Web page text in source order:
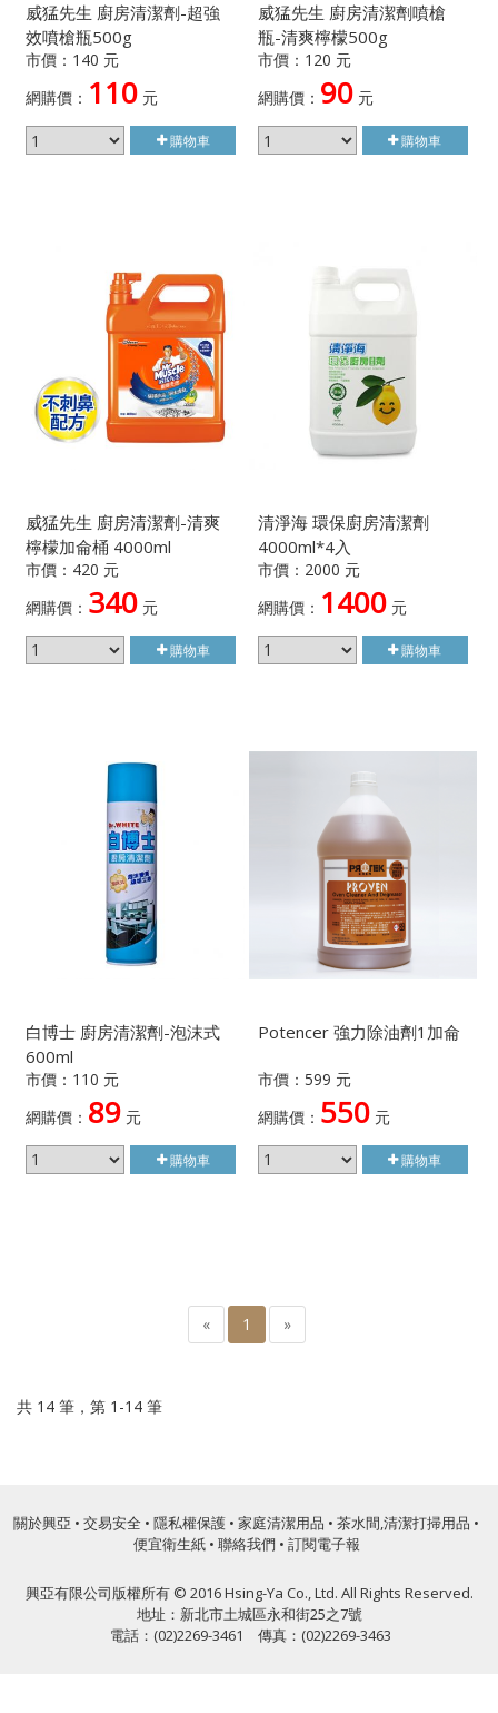
威猛先生 廚房清潔劑-超強
效噴槍瓶500g
市價：140 元
網購價： 110 元
購物車
威猛先生 廚房清潔劑噴槍
瓶-清爽檸檬500g
市價：120 元
網購價： 90元
購物車
威猛先生 廚房清潔劑-清爽
檸檬加侖桶 4000ml
市價：420 元
網購價： 340 元
購物車
清淨海 環保廚房清潔劑
4000ml*4入
市價：2000 元
網購價： 1400元
購物車
白博士 廚房清潔劑-泡沫式
600ml
市價：110 元
網購價： 89 元
購物車
Potencer 強力除油劑1加侖
市價：599 元
網購價： 550元
購物車
« 1 »
共 14 筆，第 1-14 筆
關於興亞 • 交易安全 • 隱私權保護 • 家庭清潔用品 • 茶水間,清潔打掃用品 •
便宜衛生紙 • 聯絡我們 • 訂閱電子報
興亞有限公司版權所有 © 2016 Hsing-Ya Co., Ltd. All Rights Reserved.
地址：新北市土城區永和街25之7號
電話：(02)2269-3461 傳真：(02)2269-3463